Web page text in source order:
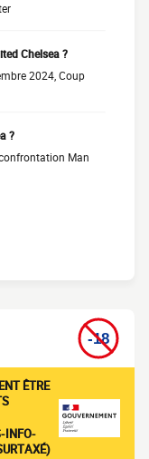
Chelsea ?
2024, Coup
?
Man
ÊTRE
INFO-